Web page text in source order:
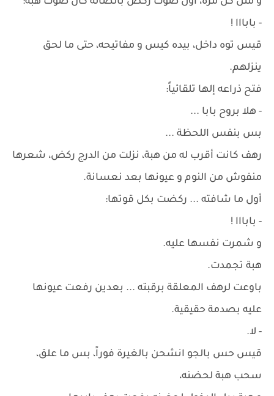
- بابااا !
قيس توه داخل، بيده كيس و مفاتيحه، حتى ما لحق
ينزلهم.
فتح ذراعه إلها تلقائياً:
- هلا بروح بابا ...
بس بنفس اللحظة ...
رهف كانت أقرب له من هبة، نزلت من الدرج ركض، شعرها
منفوش من النوم و عيونها بعد نعسانة.
أول ما شافته ... ركضت بكل قوتها:
- بابااا !
و شمرت نفسها عليه.
هبة تجمدت.
باوعت لرهف المعلقة برقبته ... بعدين رفعت عيونها
عليه بصدمة حقيقية.
- لا.
قيس حس بالجو انشحن بالغيرة فوراً، بس ما علق،
سحب هبة لحضنه،